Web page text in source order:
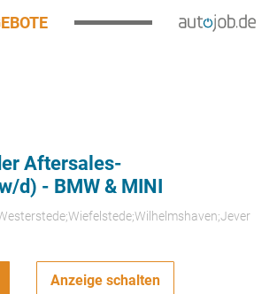
Aftersales-
d) - BMW & MINI
Anzeige schalten